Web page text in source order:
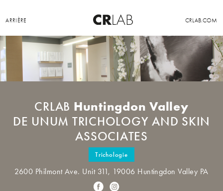
ARRIÈRE CRLAB.COM
CRLAB Huntingdon Valley
DE UNUM TRICHOLOGY AND SKIN
ASSOCIATES
Trichologie
2600 Philmont Ave. Unit 311, 19006 Huntingdon Valley PA